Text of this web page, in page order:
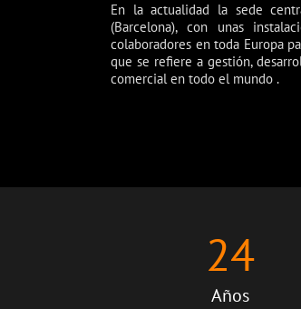
En la actualidad la sede
(Barcelona), con unas
colaboradores en toda Europa
que se refiere a gestión,
comercial en todo el mundo .
24
Años